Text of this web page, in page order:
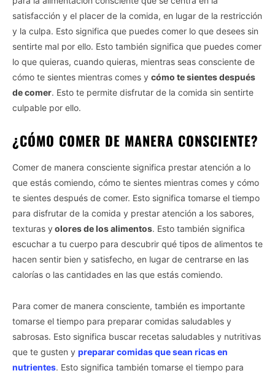
satisfacción y el placer de la comida, en lugar de la restricción
y la culpa. Esto significa que puedes comer lo que desees sin
sentirte mal por ello. Esto también significa que puedes comer
lo que quieras, cuando quieras, mientras seas consciente de
cómo te sientes mientras comes y cómo te sientes después
de comer. Esto te permite disfrutar de la comida sin sentirte
culpable por ello.
¿CÓMO COMER DE MANERA CONSCIENTE?
Comer de manera consciente significa prestar atención a lo
que estás comiendo, cómo te sientes mientras comes y cómo
te sientes después de comer. Esto significa tomarse el tiempo
para disfrutar de la comida y prestar atención a los sabores,
texturas y olores de los alimentos. Esto también significa
escuchar a tu cuerpo para descubrir qué tipos de alimentos te
hacen sentir bien y satisfecho, en lugar de centrarse en las
calorías o las cantidades en las que estás comiendo.
Para comer de manera consciente, también es importante
tomarse el tiempo para preparar comidas saludables y
sabrosas. Esto significa buscar recetas saludables y nutritivas
que te gusten y preparar comidas que sean ricas en
nutrientes. Esto significa también tomarse el tiempo para